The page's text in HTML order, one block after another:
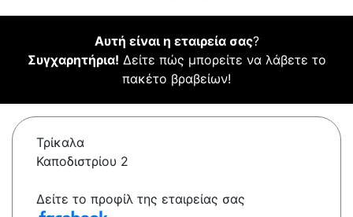
Αυτή είναι η εταιρεία σας?
Συγχαρητήρια! Δείτε πώς μπορείτε να λάβετε το
πακέτο βραβείων!
Τρίκαλα
Καποδιστρίου 2
Δείτε το προφίλ της εταιρείας σας